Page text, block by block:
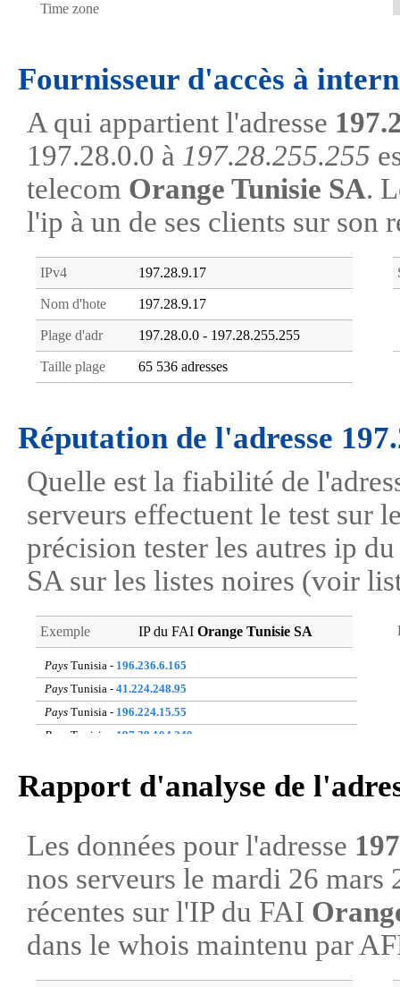
Time zone
Fournisseur d'accès à
A qui appartient l'adresse
197.28.0.0 à 197.28.255.255
telecom Orange Tunisie SA.
l'ip à un de ses clients sur son
IPv4 197.28.9.17
Nom d'hote 197.28.9.17
Plage d'adr 197.28.0.0 - 197.28.255.255
Taille plage 65 536 adresses
Réputation de l'adresse
Quelle est la fiabilité de
serveurs effectuent le test sur
précision tester les autres ip
SA sur les listes noires (voir
Exemple IP du FAI Orange Tunisie SA
Pays Tunisia - 196.236.6.165
Pays Tunisia - 41.224.248.95
Pays Tunisia - 196.224.15.55
Pays Tunisia - 197.28.104.240
PaysTunisia -41.228.91.208
Pays
Tunisia -
Pays
Tunisia -41.228.89.120
Pays
Tunisia -41.224.93.77
Rapport d'analyse de
Les données pour l'adresse
nos serveurs le mardi 26
récentes sur l'IP du FAI
dans le whois maintenu par